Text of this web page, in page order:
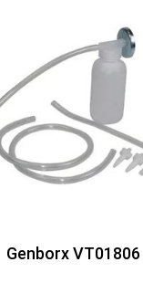
Genborx VT01806